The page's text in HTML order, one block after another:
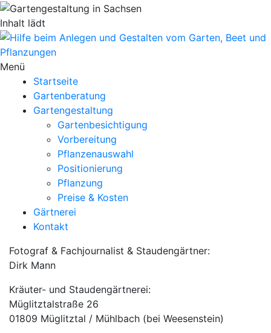
Inhalt lädt
Menü
Startseite
Gartenberatung
Gartengestaltung
Gartenbesichtigung
Vorbereitung
Pflanzenauswahl
Positionierung
Pflanzung
Preise & Kosten
Gärtnerei
Kontakt
Fotograf & Fachjournalist & Staudengärtner:
Dirk Mann
Kräuter- und Staudengärtnerei:
Müglitztalstraße 26
01809 Müglitztal / Mühlbach (bei Weesenstein)